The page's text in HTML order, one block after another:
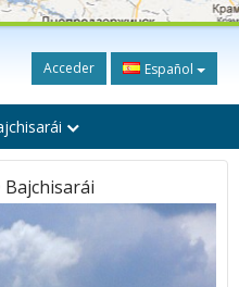
Acceder Español
Bajchisarái